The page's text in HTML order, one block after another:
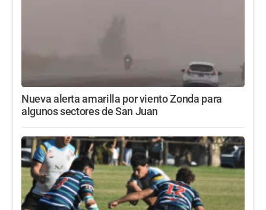
Nueva alerta amarilla por viento Zonda para
algunos sectores de San Juan